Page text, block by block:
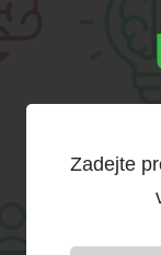
Zadejte